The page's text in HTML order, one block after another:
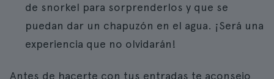
de snorkel para sorprenderlos y que se
puedan dar un chapuzón en el agua. ¡Será una
experiencia que no olvidarán!
Antes de hacerte con tus entradas te aconsejo